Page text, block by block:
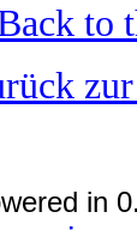
to
in